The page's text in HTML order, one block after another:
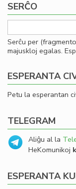
SERĈO
Serĉu per
majuskloj egalas.
ESPERANTA
Petu la esperantan
TELEGRAM
Aliĝu al la
HeKomunikoj
ESPERANTA